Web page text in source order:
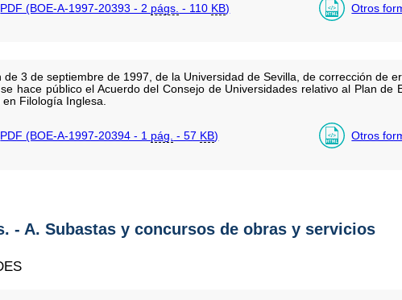
PDF (BOE-A-1997-20393 - 2 págs. - 110 KB) Otros
de 3 de septiembre de 1997, de la Universidad de Sevilla, de corrección de
hace público el Acuerdo del Consejo de Universidades relativo al Plan
en Filología Inglesa.
PDF (BOE-A-1997-20394 - 1 pág. - 57 KB) Otros
- A. Subastas y concursos de obras y servicios